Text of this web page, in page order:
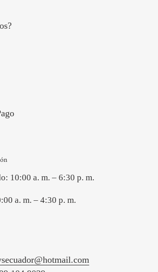
10:00 a. m. – 6:30 p. m.
a. m. – 4:30 p. m.